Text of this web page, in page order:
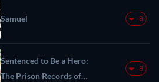
Samuel -8
Sentenced to Be a Hero:
The Prison Records of
-8